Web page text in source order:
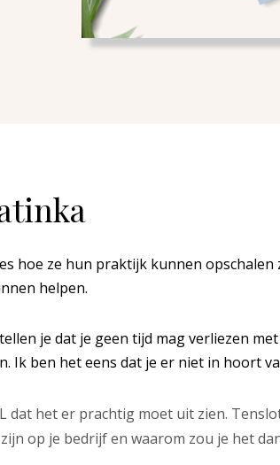
hoe ze hun praktijk kunnen opschalen
helpen.
je dat je geen tijd mag verliezen
Ik ben het eens dat je er niet in hoort
dat het er prachtig moet uit zien.
op je bedrijf en waarom zou je het